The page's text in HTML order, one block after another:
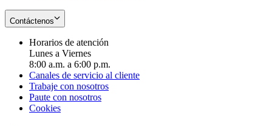
Contáctenos
Horarios de atención
Lunes a Viernes
8:00 a.m. a 6:00 p.m.
Canales de servicio al cliente
Trabaje con nosotros
Paute con nosotros
Cookies